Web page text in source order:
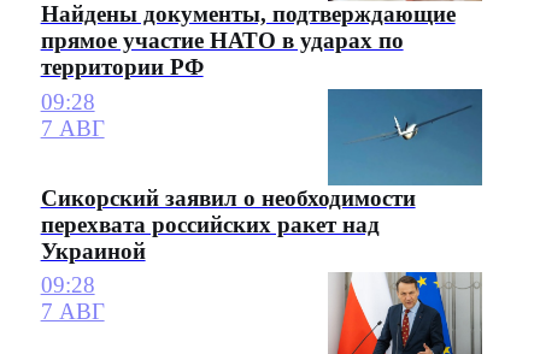
Найдены документы, подтверждающие
прямое участие НАТО в ударах по
территории РФ
09:28
7 АВГ
Сикорский заявил о необходимости
перехвата российских ракет над
Украиной
09:28
7 АВГ